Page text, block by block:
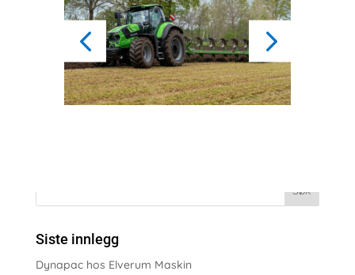
Siste innlegg
Dynapac hos Elverum Maskin